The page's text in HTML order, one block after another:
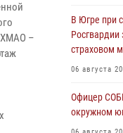
ХМАО –
В Югре при
страховом
06 августа
Офицер
окружном